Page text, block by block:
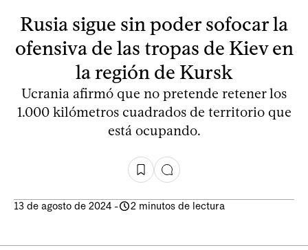
Rusia sigue sin poder sofocar la
ofensiva de las tropas de Kiev en
la región de Kursk
Ucrania afirmó que no pretende retener los
1.000 kilómetros cuadrados de territorio que
está ocupando.
13 de agosto de 2024 - 2 minutos de lectura